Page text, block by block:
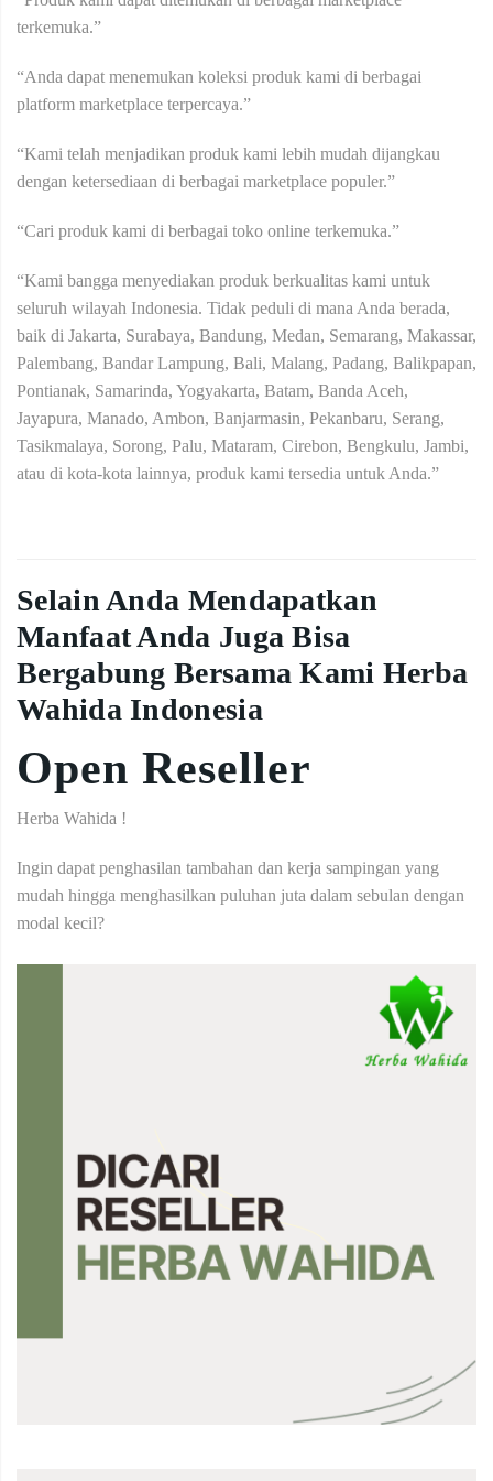
terkemuka.”
“Anda dapat menemukan koleksi produk kami di berbagai
platform marketplace terpercaya.”
“Kami telah menjadikan produk kami lebih mudah dijangkau
dengan ketersediaan di berbagai marketplace populer.”
“Cari produk kami di berbagai toko online terkemuka.”
“Kami bangga menyediakan produk berkualitas kami untuk
seluruh wilayah Indonesia. Tidak peduli di mana Anda berada,
baik di Jakarta, Surabaya, Bandung, Medan, Semarang, Makassar,
Palembang, Bandar Lampung, Bali, Malang, Padang, Balikpapan,
Pontianak, Samarinda, Yogyakarta, Batam, Banda Aceh,
Jayapura, Manado, Ambon, Banjarmasin, Pekanbaru, Serang,
Tasikmalaya, Sorong, Palu, Mataram, Cirebon, Bengkulu, Jambi,
atau di kota-kota lainnya, produk kami tersedia untuk Anda.”
Selain Anda Mendapatkan
Manfaat Anda Juga Bisa
Bergabung Bersama Kami Herba
Wahida Indonesia
Open Reseller
Herba Wahida !
Ingin dapat penghasilan tambahan dan kerja sampingan yang
mudah hingga menghasilkan puluhan juta dalam sebulan dengan
modal kecil?